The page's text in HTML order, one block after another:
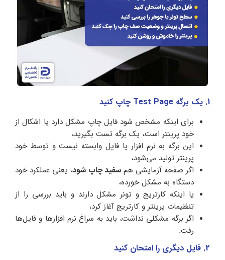
1. یک برگه Test Page چاپ کنید
برای اینکه مشخص شود فایل چاپ مشکل دارد یا اشکال از
خود پرینتر است، یک برگه تست بگیرید،
این برگه به نرم‌ افزار یا فایل وابسته نیست و توسط خود
پرینتر تولید می‌شود،
اگر صفحه آزمایشی هم سفید چاپ شود، یعنی عملکرد خود
دستگاه به مشکل خورده،
یا اینکه کارتریج و تونر مشکل دارند و باید بررسی را از
تنظیمات پرینتر و کارتریج آغاز کرد،
اگر برگه مشکلی نداشت، باید به سراغ نرم‌ افزارها و فایل‌ها
رفت.
2. فایل دیگری را امتحان کنید